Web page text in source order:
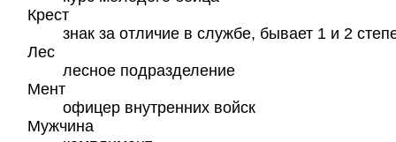
Крест
знак за отличие в службе, бывает 1 и 2
Лес
лесное подразделение
Мент
офицер внутренних войск
Мужчина